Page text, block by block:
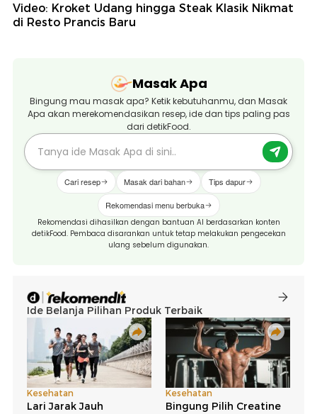
Video: Kroket Udang hingga Steak Klasik Nikmat
di Resto Prancis Baru
Masak Apa
Bingung mau masak apa? Ketik kebutuhanmu, dan Masak
Apa akan merekomendasikan resep, ide dan tips paling pas
dari detikFood.
Cari resep Masak dari bahan Tips dapur
Rekomendasi menu berbuka
Rekomendasi dihasilkan dengan bantuan AI berdasarkan konten
detikFood. Pembaca disarankan untuk tetap melakukan pengecekan
ulang sebelum digunakan.